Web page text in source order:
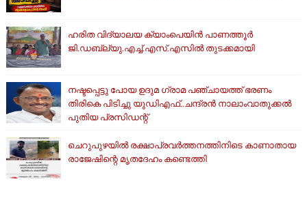
ഹരിത വിദ്യാലയ ക്യാംപെയിൻ പാണത്തൂർ
ജി.ഡബ്ല്യു.എച്ച്.എസ്.എസിൽ തുടക്കമായി
നഷ്ടപ്പെട്ടു പോയ ഉദുമ ഗ്രാമ പഞ്ചായത്ത് ഭരണം
തിരികെ പിടിച്ചു യുഡിഎഫ്..ചന്ദ്രൻ നാലാംവാതുക്കൽ
പുതിയ പ്രസിഡന്റ്
ചെറുപുഴയിൽ രക്ഷാപ്രവർത്തനത്തിനിടെ കാണാതായ
രാജേഷിന്റെ മൃതദേഹം കണ്ടെത്തി